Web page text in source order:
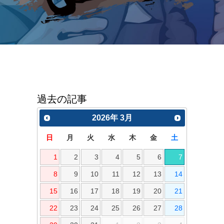
過去の記事
2026年 3月
日 月 火 水 木 金 土
1 2 3 4 5 6 7
8 9 10 11 12 13 14
15 16 17 18 19 20 21
22 23 24 25 26 27 28